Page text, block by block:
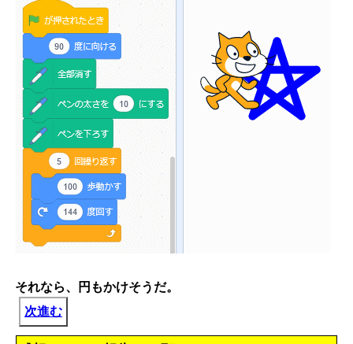
それなら、円もかけそうだ。
次進む